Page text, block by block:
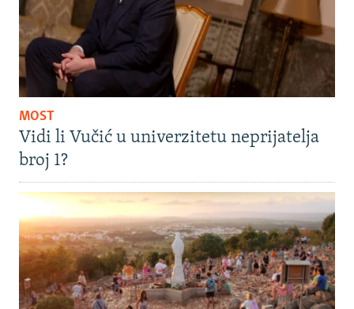
MOST
Vidi li Vučić u univerzitetu neprijatelja
broj 1?